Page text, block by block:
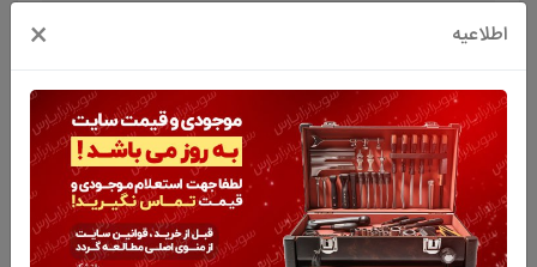
افزودن به سبد خرید
اطلاعیه ×